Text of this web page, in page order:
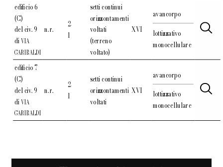
edificio 6
(C)
del civ. 9
diVIA
GARIBALDI
n. r.
2
1
setti continui
orizzontamenti
voltati
(terreno
voltato)
XVI
avancorpo
lottizzativo
monocellulare
edificio 7
(C)
del civ. 9
diVIA
GARIBALDI
n. r. 2
1
setti continui
orizzontamenti
voltati
XVI
avancorpo
lottizzativo
monocellulare